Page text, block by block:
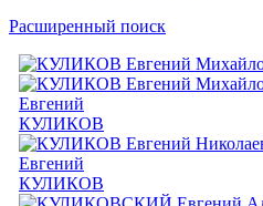
Расширенный поиск
Евгений
КУЛИКОВ
Евгений
КУЛИКОВ